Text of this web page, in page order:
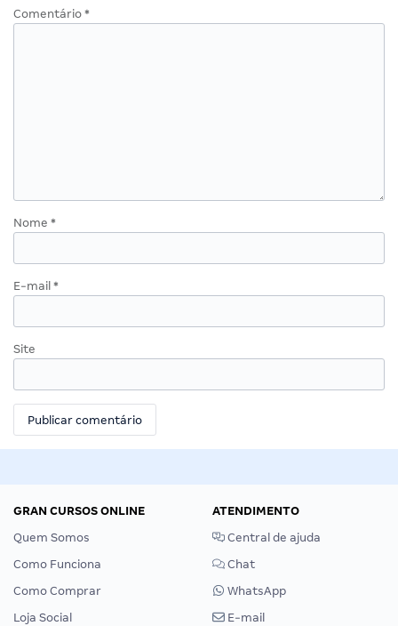
Comentário *
Nome *
E-mail *
Site
GRAN CURSOS ONLINE
Quem Somos
Como Funciona
Como Comprar
Loja Social
ATENDIMENTO
Central de ajuda
Chat
WhatsApp
E-mail